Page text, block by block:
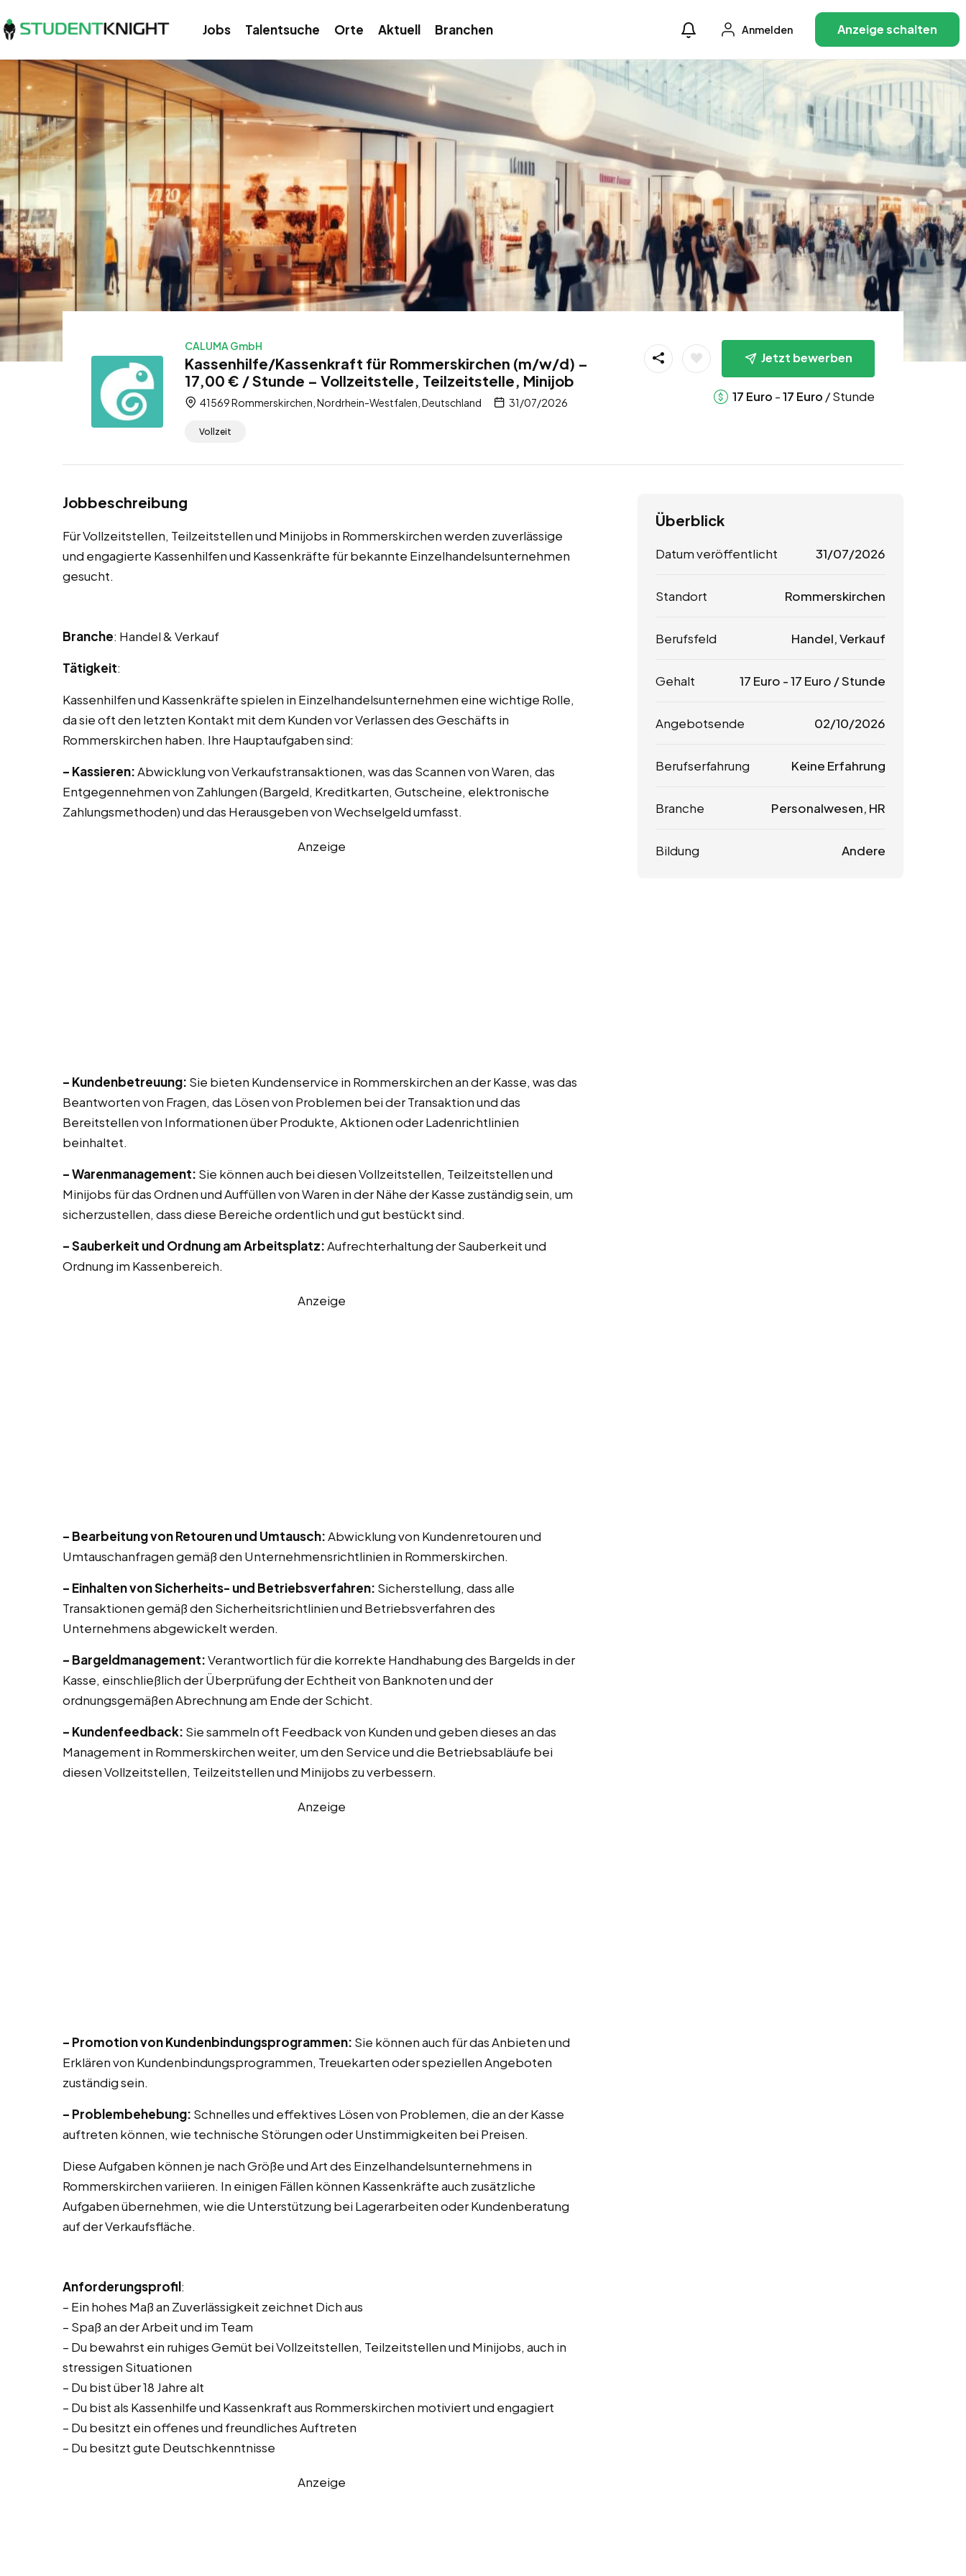
Jobs Talentsuche Orte Aktuell Branchen Anmelden Anzeige schalten
CALUMA GmbH
Kassenhilfe/Kassenkraft für Rommerskirchen (m/w/d) –
17,00 € / Stunde – Vollzeitstelle, Teilzeitstelle, Minijob
41569 Rommerskirchen, Nordrhein-Westfalen, Deutschland 31/07/2026
Vollzeit
Jetzt bewerben
17 Euro -17 Euro / Stunde
Jobbeschreibung
Für Vollzeitstellen, Teilzeitstellen und Minijobs in Rommerskirchen werden zuverlässige
und engagierte Kassenhilfen und Kassenkräfte für bekannte Einzelhandelsunternehmen
gesucht.
Branche: Handel & Verkauf
Tätigkeit:
Kassenhilfen und Kassenkräfte spielen in Einzelhandelsunternehmen eine wichtige Rolle,
da sie oft den letzten Kontakt mit dem Kunden vor Verlassen des Geschäfts in
Rommerskirchen haben. Ihre Hauptaufgaben sind:
– Kassieren:Abwicklung von Verkaufstransaktionen, was das Scannen von Waren, das
Entgegennehmen von Zahlungen (Bargeld, Kreditkarten, Gutscheine, elektronische
Zahlungsmethoden) und das Herausgeben von Wechselgeld umfasst.
Anzeige
– Kundenbetreuung: Sie bieten Kundenservice in Rommerskirchen an der Kasse, was das
Beantworten von Fragen, das Lösen von Problemen bei der Transaktion und das
Bereitstellen von Informationen über Produkte, Aktionen oder Ladenrichtlinien
beinhaltet.
– Warenmanagement: Sie können auch bei diesen Vollzeitstellen, Teilzeitstellen und
Minijobs für das Ordnen und Auffüllen von Waren in der Nähe der Kasse zuständig sein, um
sicherzustellen, dass diese Bereiche ordentlich und gut bestückt sind.
– Sauberkeit und Ordnung am Arbeitsplatz:Aufrechterhaltung der Sauberkeit und
Ordnung im Kassenbereich.
Anzeige
– Bearbeitung von Retouren und Umtausch:Abwicklung von Kundenretouren und
Umtauschanfragen gemäß den Unternehmensrichtlinien in Rommerskirchen.
– Einhalten von Sicherheits- und Betriebsverfahren: Sicherstellung, dass alle
Transaktionen gemäß den Sicherheitsrichtlinien und Betriebsverfahren des
Unternehmens abgewickelt werden.
– Bargeldmanagement:Verantwortlich für die korrekte Handhabung des Bargelds in der
Kasse, einschließlich der Überprüfung der Echtheit von Banknoten und der
ordnungsgemäßen Abrechnung am Ende der Schicht.
– Kundenfeedback: Sie sammeln oft Feedback von Kunden und geben dieses an das
Management in Rommerskirchen weiter, um den Service und die Betriebsabläufe bei
diesen Vollzeitstellen, Teilzeitstellen und Minijobs zu verbessern.
Anzeige
– Promotion von Kundenbindungsprogrammen: Sie können auch für das Anbieten und
Erklären von Kundenbindungsprogrammen, Treuekarten oder speziellen Angeboten
zuständig sein.
– Problembehebung: Schnelles und effektives Lösen von Problemen, die an der Kasse
auftreten können, wie technische Störungen oder Unstimmigkeiten bei Preisen.
Diese Aufgaben können je nach Größe und Art des Einzelhandelsunternehmens in
Rommerskirchen variieren. In einigen Fällen können Kassenkräfte auch zusätzliche
Aufgaben übernehmen, wie die Unterstützung bei Lagerarbeiten oder Kundenberatung
auf der Verkaufsfläche.
Anforderungsprofil:
– Ein hohes Maß an Zuverlässigkeit zeichnet Dich aus
– Spaß an der Arbeit und im Team
– Du bewahrst ein ruhiges Gemüt bei Vollzeitstellen, Teilzeitstellen und Minijobs, auch in
stressigen Situationen
– Du bist über 18 Jahre alt
– Du bist als Kassenhilfe und Kassenkraft aus Rommerskirchen motiviert und engagiert
– Du besitzt ein offenes und freundliches Auftreten
– Du besitzt gute Deutschkenntnisse
Anzeige
Überblick
Datum veröffentlicht 31/07/2026
Standort Rommerskirchen
Berufsfeld Handel, Verkauf
Gehalt 17 Euro -17 Euro / Stunde
Angebotsende 02/10/2026
Berufserfahrung Keine Erfahrung
Branche Personalwesen, HR
Bildung Andere